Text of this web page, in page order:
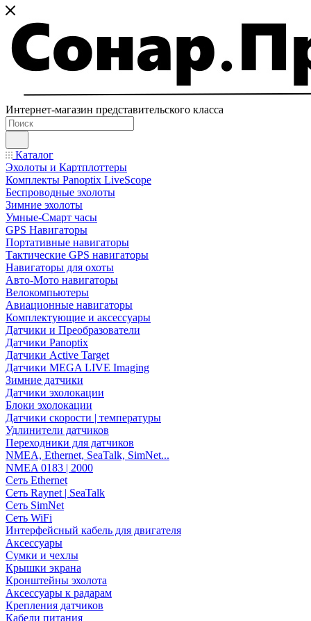
Интернет-магазин представительского класса
Каталог
Эхолоты и Картплоттеры
Комплекты Panoptix LiveScope
Беспроводные эхолоты
Зимние эхолоты
Умные-Смарт часы
GPS Навигаторы
Портативные навигаторы
Тактические GPS навигаторы
Навигаторы для охоты
Авто-Мото навигаторы
Велокомпьютеры
Авиационные навигаторы
Комплектующие и аксессуары
Датчики и Преобразователи
Датчики Panoptix
Датчики Active Target
Датчики MEGA LIVE Imaging
Зимние датчики
Датчики эхолокации
Блоки эхолокации
Датчики скорости | температуры
Удлинители датчиков
Переходники для датчиков
NMEA, Ethernet, SeaTalk, SimNet...
NMEA 0183 | 2000
Сеть Ethernet
Сеть Raynet | SeaTalk
Сеть SimNet
Сеть WiFi
Интерфейсный кабель для двигателя
Аксессуары
Сумки и чехлы
Крышки экрана
Кронштейны эхолота
Аксессуары к радарам
Крепления датчиков
Кабели питания